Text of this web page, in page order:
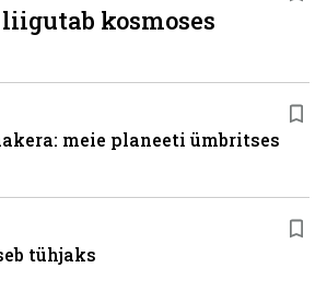
kosmoses
meie planeeti ümbritses
tühjaks